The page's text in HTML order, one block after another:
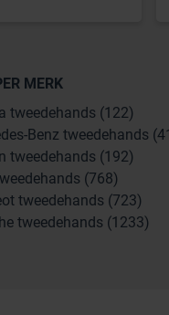
MERK
tweedehands (122)
Benz tweedehands
tweedehands (192)
(768)
tweedehands (723)
tweedehands (1233)